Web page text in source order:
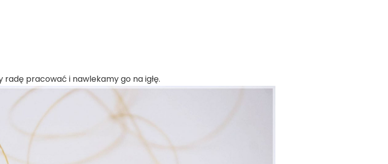
radę pracować i nawlekamy go na igłę.